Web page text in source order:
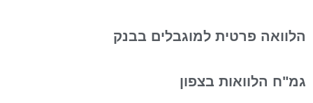
הלוואה פרטית למוגבלים בבנק
גמ"ח הלוואות בצפון